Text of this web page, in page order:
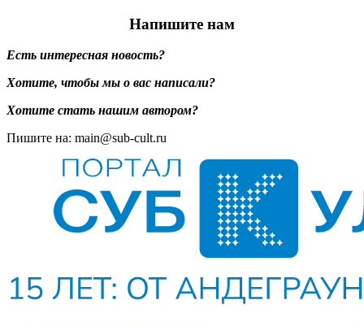
Напишите нам
Есть интересная новость?
Хотите, чтобы мы о вас написали?
Хотите стать нашим автором?
Пишите на: main@sub-cult.ru